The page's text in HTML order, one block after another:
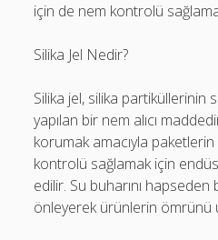
için de nem kontrolü
Silika Jel Nedir?
Silika jel, silika partiküllerinin
yapılan bir nem alıcı
korumak amacıyla paketlerin
kontrolü sağlamak için
edilir. Su buharını
önleyerek ürünlerin ömrünü